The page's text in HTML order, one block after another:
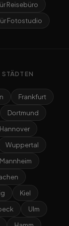
Reisebüro
Fotostudio
Frankfurt
Dortmund
Hannover
Wuppertal
Mannheim
Kiel
Ulm